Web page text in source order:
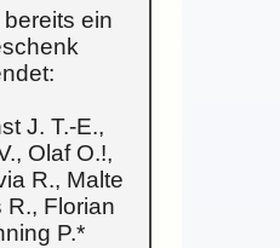
ein
J. T.-E.,
Olaf O.!,
R., Malte
R., Florian
P.*